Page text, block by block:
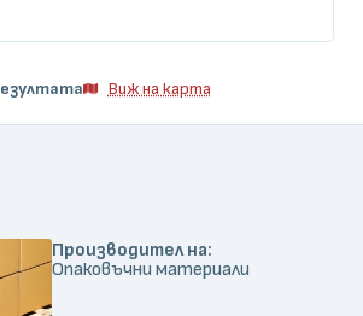
Виж на карта
Производител на:
Опаковъчни материали